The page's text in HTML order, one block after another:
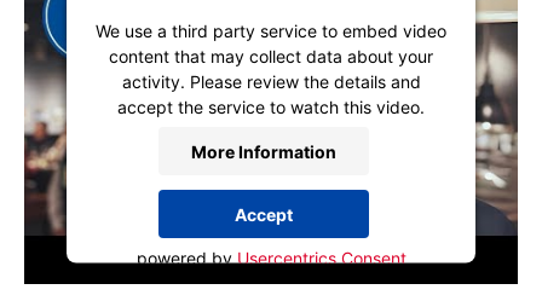
We use a third party service to embed video
content that may collect data about your
activity. Please review the details and
accept the service to watch this video.
More Information
Accept
powered byUsercentrics Consent
Management Platform